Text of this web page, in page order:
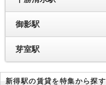
御影駅
芽室駅
新得駅の賃貸を特集から探す